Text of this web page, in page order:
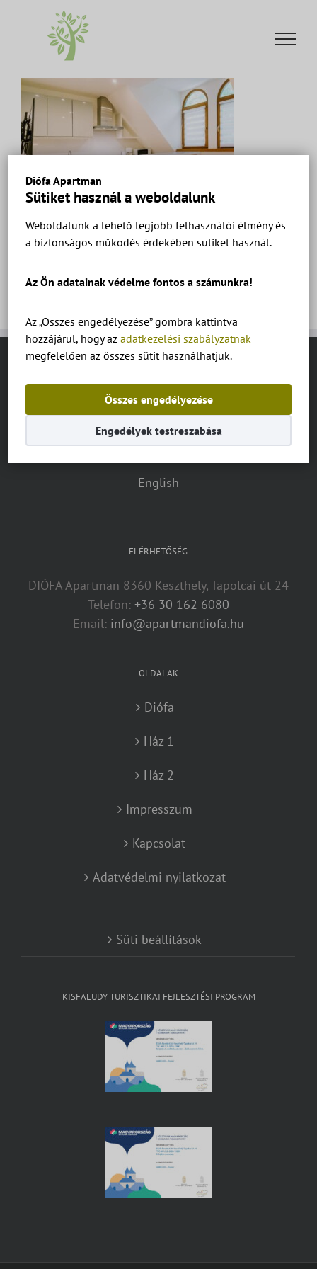
Diófa Apartman
Sütiket használ a weboldalunk
Weboldalunk a lehető legjobb felhasználói élmény és
a biztonságos működés érdekében sütiket használ.
Az Ön adatainak védelme fontos a számunkra!
Az „Összes engedélyezése” gombra kattintva
hozzájárul, hogy az adatkezelési szabályzatnak
megfelelően az összes sütit használhatjuk.
Összes engedélyezése
Engedélyek testreszabása
Diófa Apartman Keszthely – Ház 2 Apartman 10 –
Magyar
Deutsch
English
ELÉRHETŐSÉG
DIÓFA Apartman 8360 Keszthely, Tapolcai út 24
Telefon: +36 30 162 6080
Email: info@apartmandiofa.hu
OLDALAK
Diófa
Ház 1
Ház 2
Impresszum
Kapcsolat
Adatvédelmi nyilatkozat
Süti beállítások
KISFALUDY TURISZTIKAI FEJLESZTÉSI PROGRAM